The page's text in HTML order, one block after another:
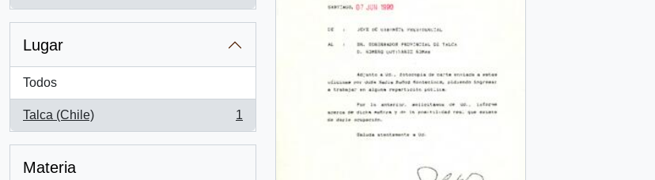
Lugar
Todos
Talca (Chile)
, 1 resultados
1
Materia